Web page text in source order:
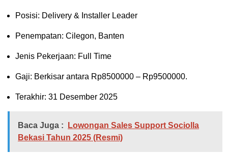
Posisi: Delivery & Installer Leader
Penempatan: Cilegon, Banten
Jenis Pekerjaan: Full Time
Gaji: Berkisar antara Rp8500000 – Rp9500000.
Terakhir: 31 Desember 2025
Baca Juga :
Lowongan Sales Support Sociolla
Bekasi Tahun 2025 (Resmi)